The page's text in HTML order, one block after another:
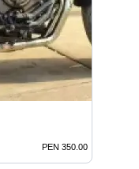
PEN 350.00